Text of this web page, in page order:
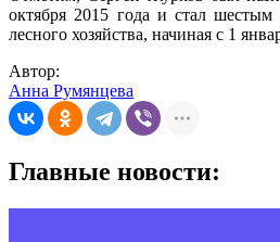
октября 2015 года и стал шестым
лесного хозяйства, начиная с 1
Автор:
Анна Румянцева
Главные новости: